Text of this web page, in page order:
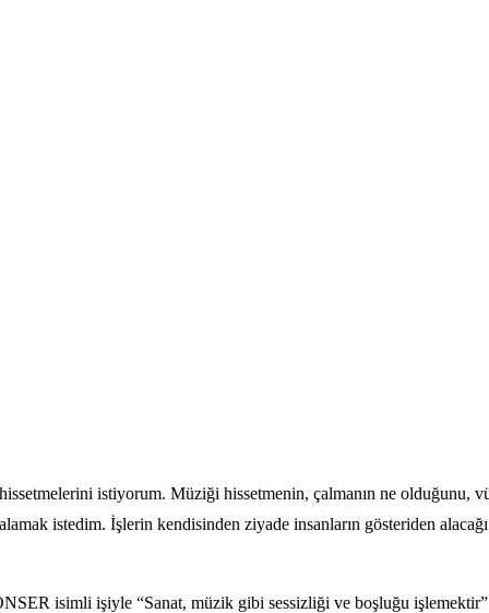
istiyorum. Müziği hissetmenin, çalmanın ne olduğunu,
istedim. İşlerin kendisinden ziyade insanların gösteriden
isimli işiyle “Sanat, müzik gibi sessizliği ve boşluğu işlemektir”